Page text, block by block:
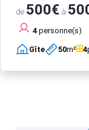
de 500€ à
4 personne(s)
Gîte 50m² 4